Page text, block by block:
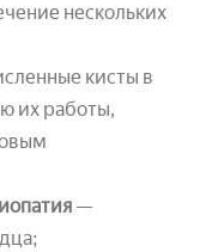
нескольких
кисты в
их работы,
—